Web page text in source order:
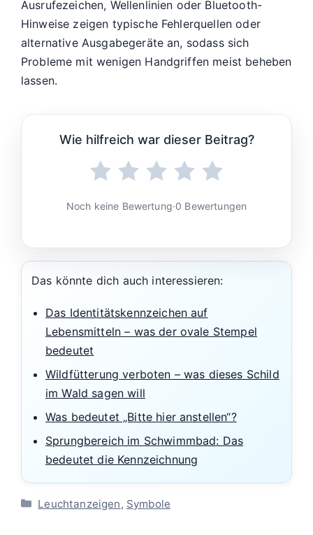
Ausrufezeichen, Wellenlinien oder Bluetooth-
Hinweise zeigen typische Fehlerquellen oder
alternative Ausgabegeräte an, sodass sich
Probleme mit wenigen Handgriffen meist beheben
lassen.
Wie hilfreich war dieser Beitrag?
Noch keine Bewertung·0 Bewertungen
Das könnte dich auch interessieren:
Das Identitätskennzeichen auf
Lebensmitteln – was der ovale Stempel
bedeutet
Wildfütterung verboten – was dieses Schild
im Wald sagen will
Was bedeutet „Bitte hier anstellen“?
Sprungbereich im Schwimmbad: Das
bedeutet die Kennzeichnung
Kategorien
Leuchtanzeigen, Symbole